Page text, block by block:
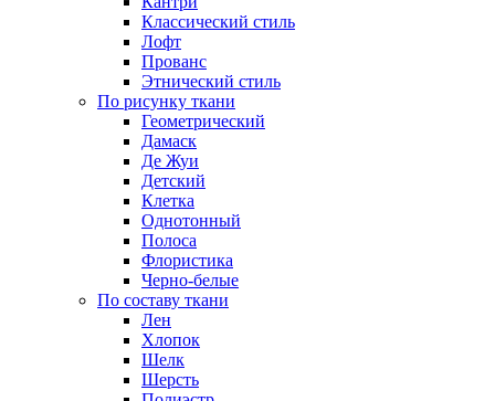
Классический стиль
Лофт
Прованс
Этнический стиль
По рисунку ткани
Геометрический
Дамаск
Де Жуи
Детский
Клетка
Однотонный
Полоса
Флористика
Черно-белые
По составу ткани
Лен
Хлопок
Шелк
Шерсть